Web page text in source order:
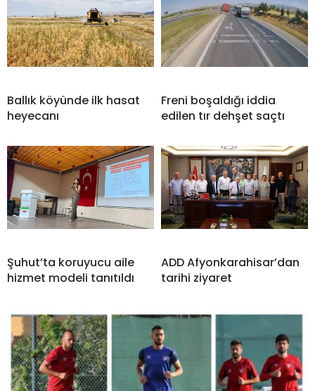
Ballık köyünde ilk hasat
heyecanı
Freni boşaldığı iddia
edilen tır dehşet saçtı
Şuhut’ta koruyucu aile
hizmet modeli tanıtıldı
ADD Afyonkarahisar’dan
tarihi ziyaret